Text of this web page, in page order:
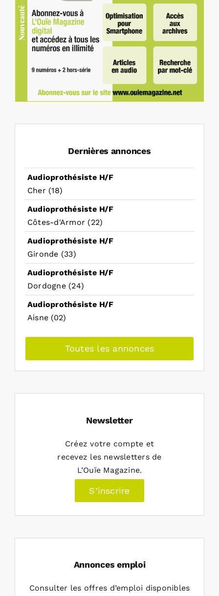
Dernières annonces
Audioprothésiste H/F
Cher (18)
Audioprothésiste H/F
Côtes-d'Armor (22)
Audioprothésiste H/F
Gironde (33)
Audioprothésiste H/F
Dordogne (24)
Audioprothésiste H/F
Aisne (02)
Toutes les annonces
Newsletter
Créez votre compte et
recevez les newsletters de
L’Ouïe Magazine.
S’inscrire
Annonces emploi
Consulter les offres d’emploi disponibles